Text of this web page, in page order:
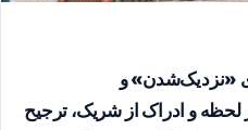
«نزدیک‌شدن» و
و ادراک از شریک، ترجیح